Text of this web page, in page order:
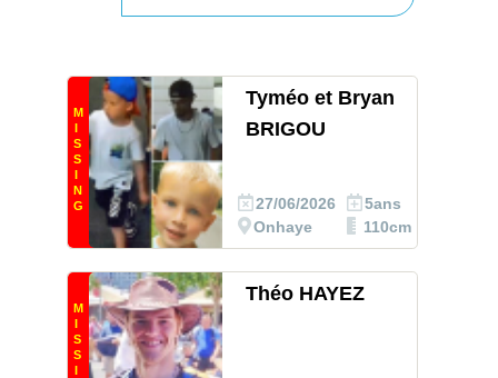
M
S
S
N
G
Tyméo et Bryan
BRIGOU
27/06/2026
Onhaye
5ans
110cm
M
S
S
Théo HAYEZ